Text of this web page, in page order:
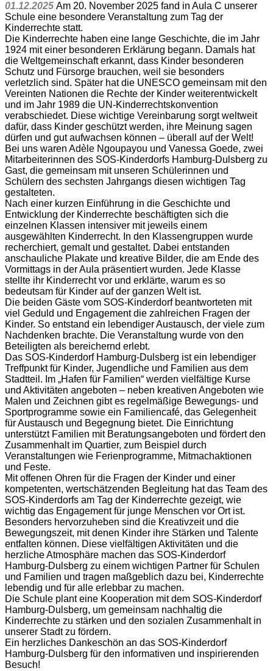
01.12.2025 Am 20. November 2025 fand in Aula C unserer
Schule eine besondere Veranstaltung zum Tag der
Kinderrechte statt.
Die Kinderrechte haben eine lange Geschichte, die im Jahr
1924 mit einer besonderen Erklärung begann. Damals hat
die Weltgemeinschaft erkannt, dass Kinder besonderen
Schutz und Fürsorge brauchen, weil sie besonders
verletzlich sind. Später hat die UNESCO gemeinsam mit den
Vereinten Nationen die Rechte der Kinder weiterentwickelt
und im Jahr 1989 die UN-Kinderrechtskonvention
verabschiedet. Diese wichtige Vereinbarung sorgt weltweit
dafür, dass Kinder geschützt werden, ihre Meinung sagen
dürfen und gut aufwachsen können – überall auf der Welt!
Bei uns waren Adèle Ngoupayou und Vanessa Goede, zwei
Mitarbeiterinnen des SOS-Kinderdorfs Hamburg-Dulsberg zu
Gast, die gemeinsam mit unseren Schülerinnen und
Schülern des sechsten Jahrgangs diesen wichtigen Tag
gestalteten.
Nach einer kurzen Einführung in die Geschichte und
Entwicklung der Kinderrechte beschäftigten sich die
einzelnen Klassen intensiver mit jeweils einem
ausgewählten Kinderrecht. In den Klassengruppen wurde
recherchiert, gemalt und gestaltet. Dabei entstanden
anschauliche Plakate und kreative Bilder, die am Ende des
Vormittags in der Aula präsentiert wurden. Jede Klasse
stellte ihr Kinderrecht vor und erklärte, warum es so
bedeutsam für Kinder auf der ganzen Welt ist.
Die beiden Gäste vom SOS-Kinderdorf beantworteten mit
viel Geduld und Engagement die zahlreichen Fragen der
Kinder. So entstand ein lebendiger Austausch, der viele zum
Nachdenken brachte. Die Veranstaltung wurde von den
Beteiligten als bereichernd erlebt.
Das SOS-Kinderdorf Hamburg-Dulsberg ist ein lebendiger
Treffpunkt für Kinder, Jugendliche und Familien aus dem
Stadtteil. Im „Hafen für Familien“ werden vielfältige Kurse
und Aktivitäten angeboten – neben kreativen Angeboten wie
Malen und Zeichnen gibt es regelmäßige Bewegungs- und
Sportprogramme sowie ein Familiencafé, das Gelegenheit
für Austausch und Begegnung bietet. Die Einrichtung
unterstützt Familien mit Beratungsangeboten und fördert den
Zusammenhalt im Quartier, zum Beispiel durch
Veranstaltungen wie Ferienprogramme, Mitmachaktionen
und Feste.
Mit offenen Ohren für die Fragen der Kinder und einer
kompetenten, wertschätzenden Begleitung hat das Team des
SOS-Kinderdorfs am Tag der Kinderrechte gezeigt, wie
wichtig das Engagement für junge Menschen vor Ort ist.
Besonders hervorzuheben sind die Kreativzeit und die
Bewegungszeit, mit denen Kinder ihre Stärken und Talente
entfalten können. Diese vielfältigen Aktivitäten und die
herzliche Atmosphäre machen das SOS-Kinderdorf
Hamburg-Dulsberg zu einem wichtigen Partner für Schulen
und Familien und tragen maßgeblich dazu bei, Kinderrechte
lebendig und für alle erlebbar zu machen.
Die Schule plant eine Kooperation mit dem SOS-Kinderdorf
Hamburg-Dulsberg, um gemeinsam nachhaltig die
Kinderrechte zu stärken und den sozialen Zusammenhalt in
unserer Stadt zu fördern.
Ein herzliches Dankeschön an das SOS-Kinderdorf
Hamburg-Dulsberg für den informativen und inspirierenden
Besuch!